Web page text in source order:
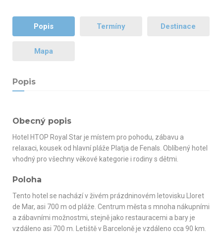
Popis Termíny Destinace
Mapa
Popis
Obecný popis
Hotel HTOP Royal Star je místem pro pohodu, zábavu a
relaxaci, kousek od hlavní pláže Platja de Fenals. Oblíbený hotel
vhodný pro všechny věkové kategorie i rodiny s dětmi.
Poloha
Tento hotel se nachází v živém prázdninovém letovisku Lloret
de Mar, asi 700 m od pláže. Centrum města s mnoha nákupními
a zábavními možnostmi, stejně jako restauracemi a bary je
vzdáleno asi 700 m. Letiště v Barceloně je vzdáleno cca 90 km.